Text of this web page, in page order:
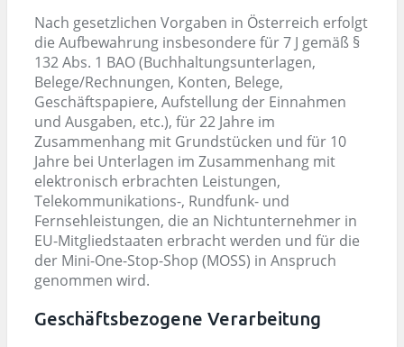
Nach gesetzlichen Vorgaben in Österreich erfolgt
die Aufbewahrung insbesondere für 7 J gemäß §
132 Abs. 1 BAO (Buchhaltungsunterlagen,
Belege/Rechnungen, Konten, Belege,
Geschäftspapiere, Aufstellung der Einnahmen
und Ausgaben, etc.), für 22 Jahre im
Zusammenhang mit Grundstücken und für 10
Jahre bei Unterlagen im Zusammenhang mit
elektronisch erbrachten Leistungen,
Telekommunikations-, Rundfunk- und
Fernsehleistungen, die an Nichtunternehmer in
EU-Mitgliedstaaten erbracht werden und für die
der Mini-One-Stop-Shop (MOSS) in Anspruch
genommen wird.
Geschäftsbezogene Verarbeitung